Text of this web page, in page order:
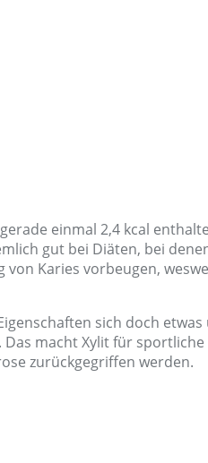
einmal 2,4 kcal
gut bei Diäten, bei
Karies vorbeugen,
sich doch
macht Xylit für
zurückgegriffen werden.